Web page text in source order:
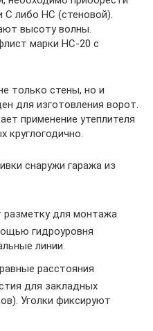
С либо НС (стеновой).
высоту волны.
марки НС-20 с
только стены, но и
для изготовления ворот.
применение утеплителя
круглогодично.
снаружи гаража из
для монтажа
гидроуровня
линии.
расстояния
для закладных
Уголки фиксируют